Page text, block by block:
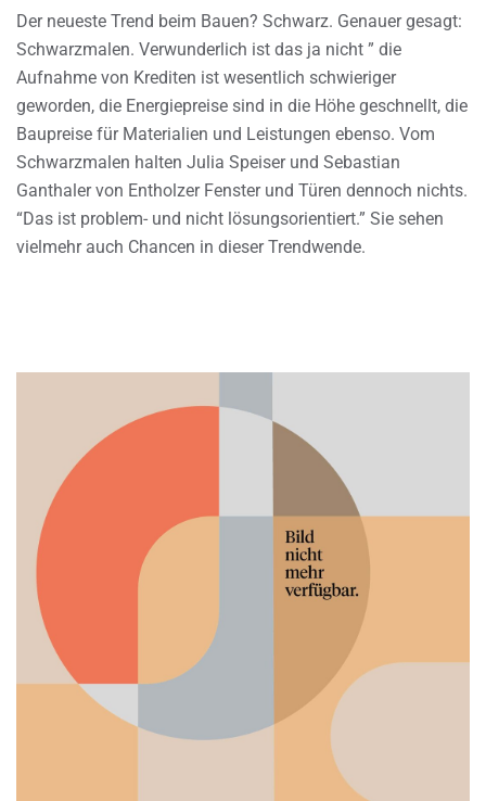
Der neueste Trend beim Bauen? Schwarz. Genauer gesagt:
Schwarzmalen. Verwunderlich ist das ja nicht ” die
Aufnahme von Krediten ist wesentlich schwieriger
geworden, die Energiepreise sind in die Höhe geschnellt, die
Baupreise für Materialien und Leistungen ebenso. Vom
Schwarzmalen halten Julia Speiser und Sebastian
Ganthaler von Entholzer Fenster und Türen dennoch nichts.
“Das ist problem- und nicht lösungsorientiert.” Sie sehen
vielmehr auch Chancen in dieser Trendwende.